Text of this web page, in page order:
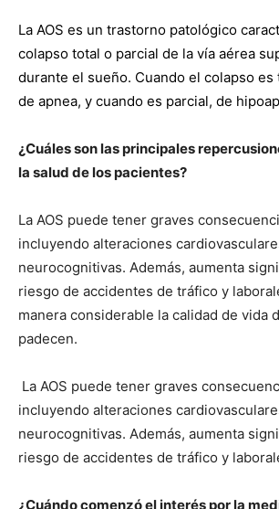
La AOS es un trastorno patológico
colapso total o parcial de la vía aérea
durante el sueño. Cuando el colapso es
de apnea, y cuando es parcial, de
¿Cuáles son las principales
la salud de los pacientes?
La AOS puede tener graves
incluyendo alteraciones
neurocognitivas. Además, aumenta
riesgo de accidentes de tráfico y
manera considerable la calidad de vida
padecen.
La AOS puede tener graves
incluyendo alteraciones
neurocognitivas. Además, aumenta
riesgo de accidentes de tráfico y
¿Cuándo comenzó el interés por la